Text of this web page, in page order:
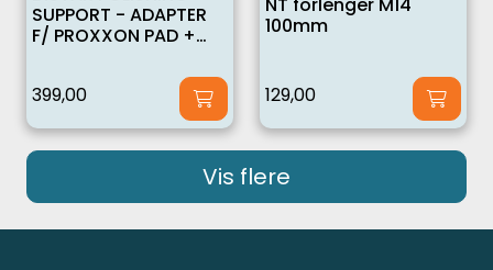
SUPPORT - ADAPTER
F/ PROXXON PAD +
399,00
100mm
129,00
Vis flere